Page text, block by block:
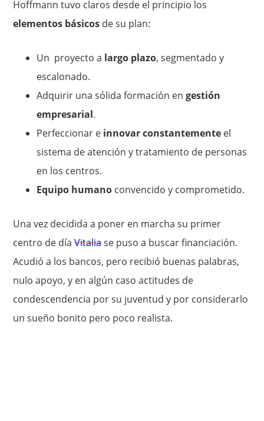
Hoffmann tuvo claros desde el principio los
elementos básicos de su plan:
Un proyecto a largo plazo, segmentado y
escalonado.
Adquirir una sólida formación engestión
empresarial.
Perfeccionar e innovar constantemente el
sistema de atención y tratamiento de personas
en los centros.
Equipo humano convencido y comprometido.
Una vez decidida a poner en marcha su primer
centro de díaVitaliase puso a buscar financiación.
Acudió a los bancos, pero recibió buenas palabras,
nulo apoyo, y en algún caso actitudes de
condescendencia por su juventud y por considerarlo
un sueño bonito pero poco realista.